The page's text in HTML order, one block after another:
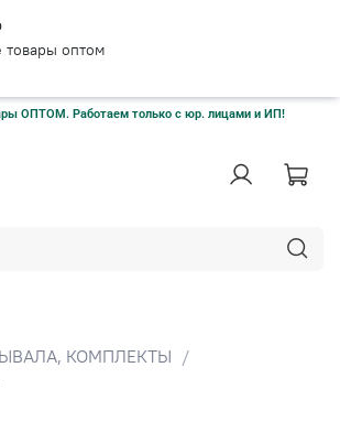
товары оптом
ОПТОМ. Работаем только с юр. лицами и ИП!
КОМПЛЕКТЫ